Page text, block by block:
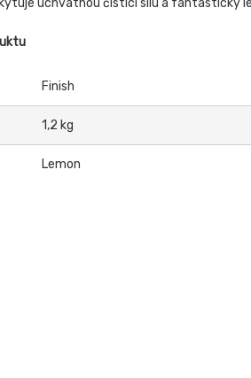
úchvatnou čisticí sílu a fantastický
Finish
1,2 kg
Lemon